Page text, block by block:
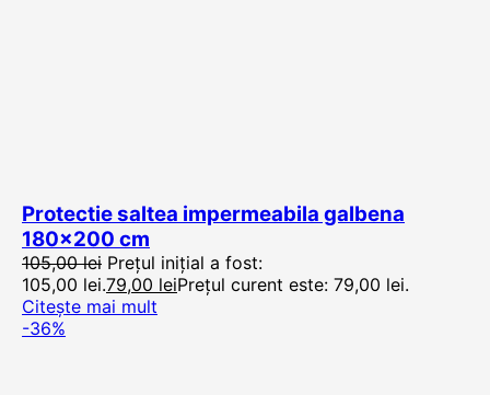
Protectie saltea impermeabila galbena
180×200 cm
105,00lei Prețul inițial a fost:
105,00 lei.79,00 leiPrețul curent este: 79,00 lei.
Citește mai mult
-36%